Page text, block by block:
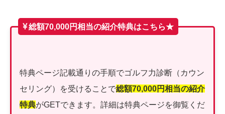
総額70,000円相当の紹介特典はこちら★
特典ページ記載通りの手順でゴルフ力診断（カウン
セリング）を受けることで総額70,000円相当の紹介
特典がGETできます。詳細は特典ページを御覧くだ